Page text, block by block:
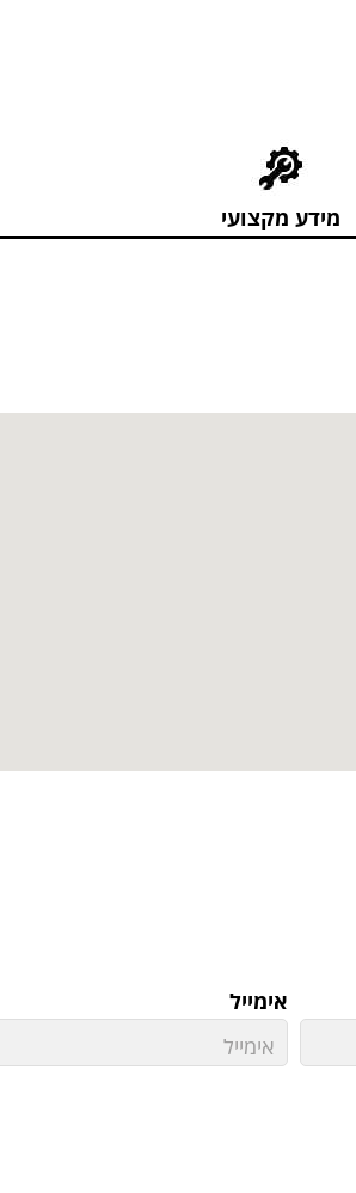
מידע מקצועי
אימייל